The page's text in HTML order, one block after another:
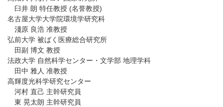
臼井 朗 特任教授 (名誉教授)
名古屋大学大学院環境学研究科
淺原 良浩 准教授
弘前大学 被ばく医療総合研究所
田副 博文 教授
法政大学 自然科学センター・文学部 地理学科
田中 雅人 准教授
高輝度光科学研究センター
河村 直己 主幹研究員
東 晃太朗 主幹研究員